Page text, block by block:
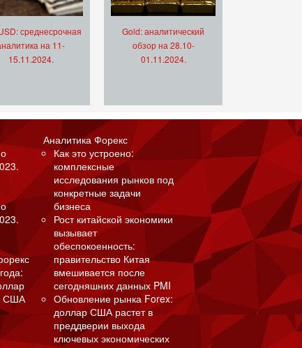
среднесрочная
на 11-
15.11.2024.
Gold: аналитический
обзор на 28.10-
01.11.2024.
США
Аналитика Форекс
Как это устроено:
комплексные
исследования рынков под
конкретные задачи
бизнеса
Рост китайской экономики
вызывает
обеспокоенность:
правительство Китая
вмешивается после
сегодняшних данных PMI
Обновление рынка Forex:
доллар США растет в
преддверии выхода
ключевых экономических